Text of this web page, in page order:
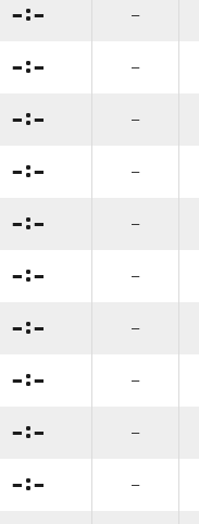
: –
: –
: –
: –
: –
: –
: –
: –
: –
: –